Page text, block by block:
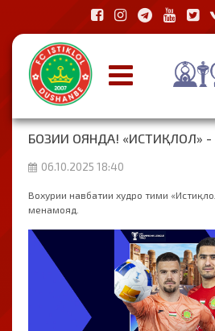
БОЗИИ ОЯНДА! «ИСТИҚЛОЛ» -
06.10.2025 18:40
Вохурии навбатии худро тими
менамояд.